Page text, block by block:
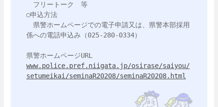
フリートーク　等
○申込方法
県警ホームページでの電子申請又は、県警本部採用
係への電話申込み（025-280-0334）
www.police.pref.niigata.jp/osirase/saiyou/
setumeikai/seminaR20208/seminaR20208.html